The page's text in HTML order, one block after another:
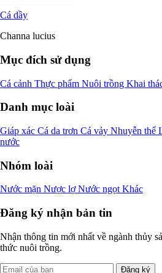
Cá dầy
Channa lucius
Mục đích sử dụng
Cá cảnh Thực phẩm Nuôi trồng Khai
Danh mục loài
Giáp xác Cá da trơn Cá vảy Nhuyễn thể
nước
Nhóm loài
Nước mặn Nược lợNước ngọtKhác
Đăng ký nhận bản tin
Nhận thông tin mới nhất về ngành thủy
thức nuôi trồng.
Đăng ký